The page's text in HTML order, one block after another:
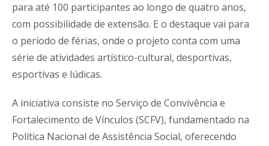
para até 100 participantes ao longo de quatro anos,
com possibilidade de extensão. E o destaque vai para
o período de férias, onde o projeto conta com uma
série de atividades artístico-cultural, desportivas,
esportivas e lúdicas.
A iniciativa consiste no Serviço de Convivência e
Fortalecimento de Vínculos (SCFV), fundamentado na
Política Nacional de Assistência Social, oferecendo